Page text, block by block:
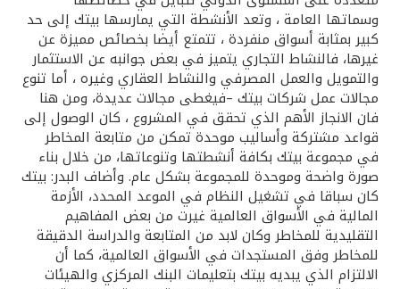
وسماتها العامة ، وتعد الأنشطة التي يمارسها بيتك إلى حد
كبير بمثابة أسواق منفردة ، تتمتع أيضا بخصائص مميزة عن
غيرها، فالنشاط التجاري يتميز في بعض جوانبه عن الاستثمار
والتمويل والعمل المصرفي والنشاط العقاري وغيره ، أما تنوع
مجالات عمل شركات بيتك –فيغطى مجالات عديدة، ومن هنا
فان الانجاز الأهم الذي تحقق في المشروع ، كان الوصول إلى
قواعد مشتركة وأساليب موحدة تمكن من متابعة المخاطر
في مجموعة بيتك بكافة أنشطتها وتنوعاتها، من خلال بناء
صورة واضحة وموحدة للمجموعة بشكل عام. وأضاف البدر: بيتك
كان سباقا في تشغيل النظام في الموعد المحدد، الأزمة
المالية في الأسواق العالمية غيرت من بعض المفاهيم
التقليدية للمخاطر وكان لابد من المتابعة والدراسة الدقيقة
للمخاطر وفق المستجدات في الأسواق العالمية، كما أن
الالتزام الذي يبديه بيتك بتعليمات البنك المركزي والهيئات